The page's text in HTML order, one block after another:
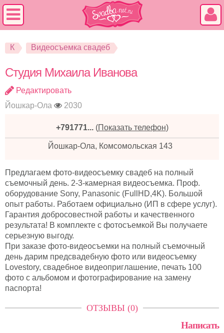
К Видеосъемка свадеб
Студия Михаила Иванова
Редактировать
Йошкар-Ола
2030
+791771... (Показать телефон)
Йошкар-Ола, Комсомольская 143
Предлагаем фото-видеосъемку свадеб на полный
съемочный день. 2-3-камерная видеосъемка. Проф.
оборудование Sony, Panasonic (FullHD,4K). Большой
опыт работы. Работаем официально (ИП в сфере услуг).
Гарантия добросовестной работы и качественного
результата! В комплекте с фотосъемкой Вы получаете
серьезную выгоду.
При заказе фото-видеосъемки на полный съемочный
день дарим предсвадебную фото или видеосъемку
Lovestory, свадебное видеоприглашение, печать 100
фото с альбомом и фотографирование на замену
паспорта!
ОТЗЫВЫ (0)
Написать